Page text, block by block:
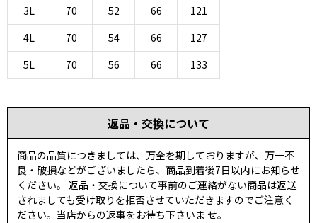
3L
70 52 66
121
4L
70 54 66
127
5L
70 56 66 133
返品・交換について
商品の品質につきましては、万全を期しておりますが、万一不
良・破損などがございましたら、商品到着後7日以内にお知らせ
ください。 返品・交換について事前のご連絡がない商品は返送
されましても受け取りを拒否させていただきますのでご注意く
ださい。当店からの返事をお待ち下さいま せ。